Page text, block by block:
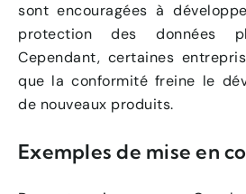
sont encouragées à
protection des données
Cependant, certaines
que la conformité freine le
de nouveaux produits.
Exemples de mise en